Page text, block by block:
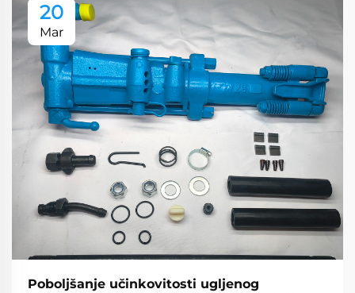
20
Mar
Poboljšanje učinkovitosti ugljenog